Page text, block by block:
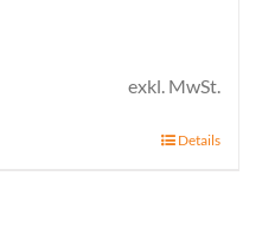
exkl. MwSt.
Details